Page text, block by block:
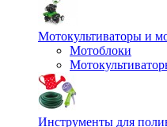
Мотокультиваторы и
Мотоблоки
Инструменты для